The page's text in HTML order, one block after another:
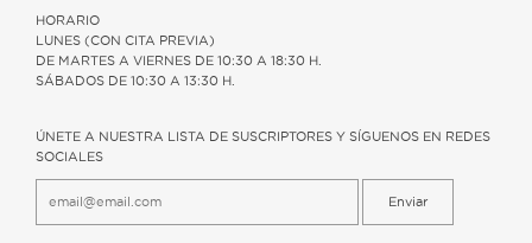
HORARIO
LUNES (CON CITA PREVIA)
DE MARTES A VIERNES DE 10:30 A 18:30 H.
SÁBADOS DE 10:30 A 13:30 H.
ÚNETE A NUESTRA LISTA DE SUSCRIPTORES Y SÍGUENOS EN REDES
SOCIALES
Enviar